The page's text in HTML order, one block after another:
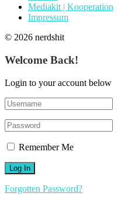
Mediakit | Kooperation
Impressum
© 2026 nerdshit
Welcome Back!
Login to your account below
Remember Me
Forgotten Password?